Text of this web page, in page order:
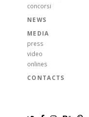
concorsi
NEWS
MEDIA
press
video
onlines
CONTACTS